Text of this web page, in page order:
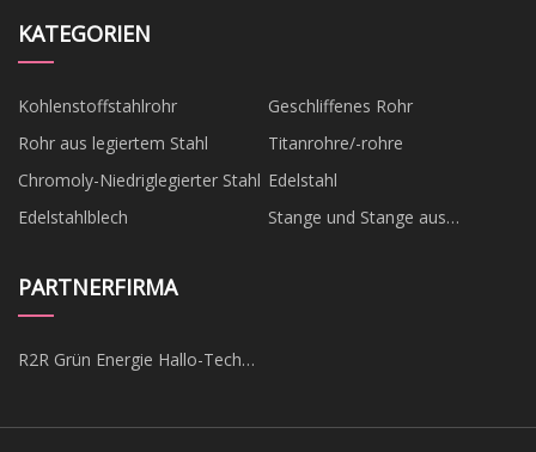
KATEGORIEN
Kohlenstoffstahlrohr
Geschliffenes Rohr
Rohr aus legiertem Stahl
Titanrohre/-rohre
Chromoly-Niedriglegierter Stahl Edelstahl
Edelstahlblech
Stange und Stange aus
PARTNERFIRMA
R2R Grün Energie Hallo-Tech